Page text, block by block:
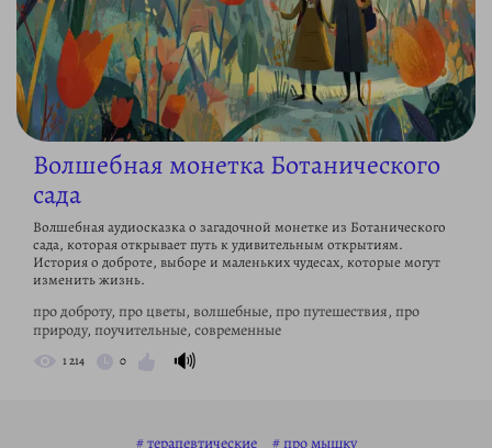
Волшебная монетка Ботанического
сада
Волшебная аудиосказка о загадочной монетке из Ботанического
сада, которая открывает путь к удивительным открытиям.
История о доброте, выборе и маленьких чудесах, которые могут
изменить жизнь.
про доброту, про цветы, волшебные, про путешествия, про
природу, поучительные, современные
1 214 0 🔊
терапевтические про мышку